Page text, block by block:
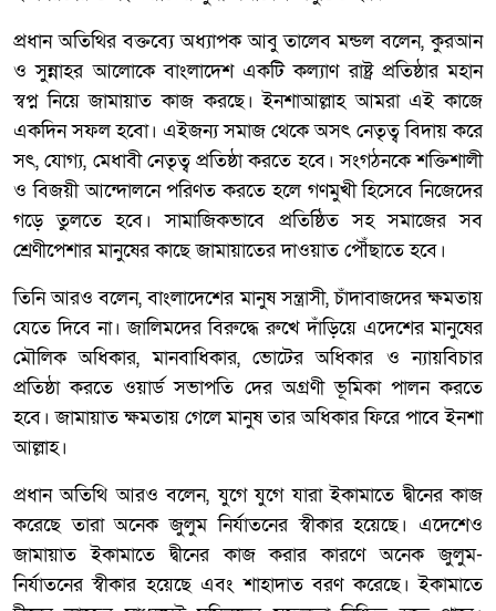
প্রধান অতিথির বক্তব্যে অধ্যাপক আবু তালেব মন্ডল বলেন, কুরআন
ও সুন্নাহর আলোকে বাংলাদেশ একটি কল্যাণ রাষ্ট্র প্রতিষ্ঠার মহান
স্বপ্ন নিয়ে জামায়াত কাজ করছে। ইনশাআল্লাহ আমরা এই কাজে
একদিন সফল হবো। এইজন্য সমাজ থেকে অসৎ নেতৃত্ব বিদায় করে
সৎ, যোগ্য, মেধাবী নেতৃত্ব প্রতিষ্ঠা করতে হবে। সংগঠনকে শক্তিশালী
ও বিজয়ী আন্দোলনে পরিণত করতে হলে গণমুখী হিসেবে নিজেদের
গড়ে তুলতে হবে। সামাজিকভাবে প্রতিষ্ঠিত সহ সমাজের সব
শ্রেণীপেশার মানুষের কাছে জামায়াতের দাওয়াত পৌঁছাতে হবে।
তিনি আরও বলেন, বাংলাদেশের মানুষ সন্ত্রাসী, চাঁদাবাজদের ক্ষমতায়
যেতে দিবে না। জালিমদের বিরুদ্ধে রুখে দাঁড়িয়ে এদেশের মানুষের
মৌলিক অধিকার, মানবাধিকার, ভোটের অধিকার ও ন্যায়বিচার
প্রতিষ্ঠা করতে ওয়ার্ড সভাপতি দের অগ্রণী ভূমিকা পালন করতে
হবে। জামায়াত ক্ষমতায় গেলে মানুষ তার অধিকার ফিরে পাবে ইনশা
আল্লাহ।
প্রধান অতিথি আরও বলেন, যুগে যুগে যারা ইকামাতে দ্বীনের কাজ
করেছে তারা অনেক জুলুম নির্যাতনের স্বীকার হয়েছে। এদেশেও
জামায়াত ইকামাতে দ্বীনের কাজ করার কারণে অনেক জুলুম-
নির্যাতনের স্বীকার হয়েছে এবং শাহাদাত বরণ করেছে। ইকামাতে